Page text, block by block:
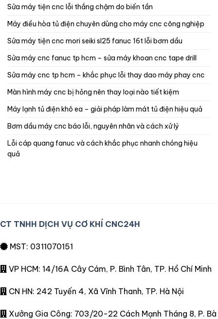
sửa máy tiện cnc lỗi thắng chậm do biến tần
máy điều hòa tủ điện chuyên dùng cho máy cnc công nghiệp
sửa máy tiện cnc mori seiki sl25 fanuc 16t lỗi bơm dầu
sửa máy cnc fanuc tp hcm – sửa máy khoan cnc tape drill
sửa máy cnc tp hcm – khắc phục lỗi thay dao máy phay cnc
màn hình máy cnc bị hỏng nên thay loại nào tiết kiệm
máy lạnh tủ điện khô ea – giải pháp làm mát tủ điện hiệu quả
bơm dầu máy cnc báo lỗi, nguyên nhân và cách xử lý
lỗi cáp quang fanuc và cách khắc phục nhanh chóng hiệu
quả
CT TNHH DỊCH VỤ CƠ KHÍ CNC24H
MST: 0311070151
VP HCM: 14/16A Cây Cám, P. Bình Tân, TP. Hồ Chí Minh
CN HN: 242 Tuyến 4, Xã Vĩnh Thanh, TP. Hà Nội
Xưởng Gia Công: 703/20-22 Cách Mạnh Tháng 8, P. Bà